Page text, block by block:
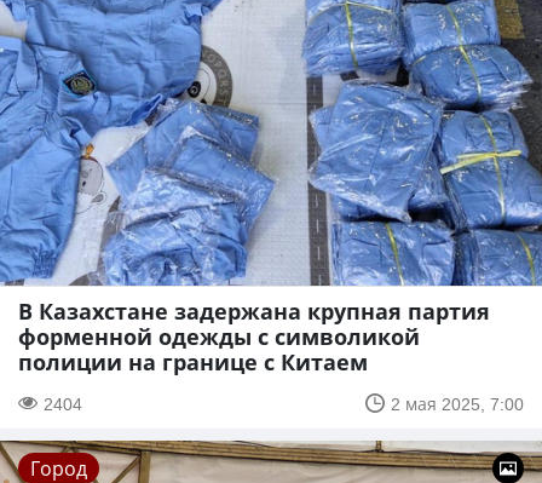
В Казахстане задержана крупная партия
форменной одежды с символикой
полиции на границе с Китаем
2404 2 мая 2025, 7:00
Город